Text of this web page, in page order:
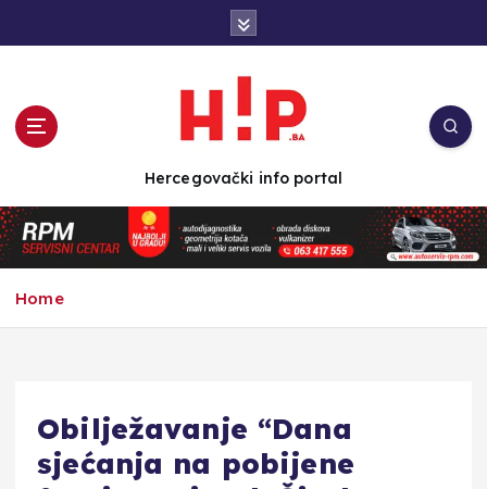
n
t
e
Hercegovački info portal
Home
Obilježavanje “Dana
sjećanja na pobijene